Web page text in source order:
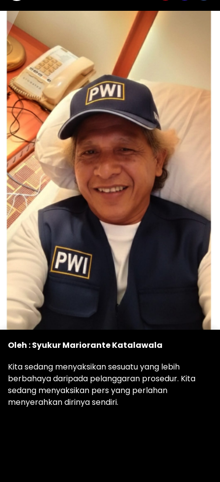
Oleh : Syukur Mariorante Katalawala
Kita sedang menyaksikan sesuatu yang lebih
berbahaya daripada pelanggaran prosedur. Kita
sedang menyaksikan pers yang perlahan
menyerahkan dirinya sendiri.